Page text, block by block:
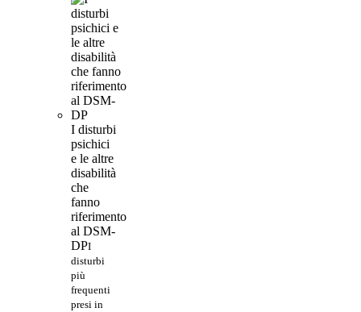
I disturbi
psichici
e le altre
disabilità
che
fanno
riferimento
al DSM-
DPI
disturbi
più
frequenti
presi in